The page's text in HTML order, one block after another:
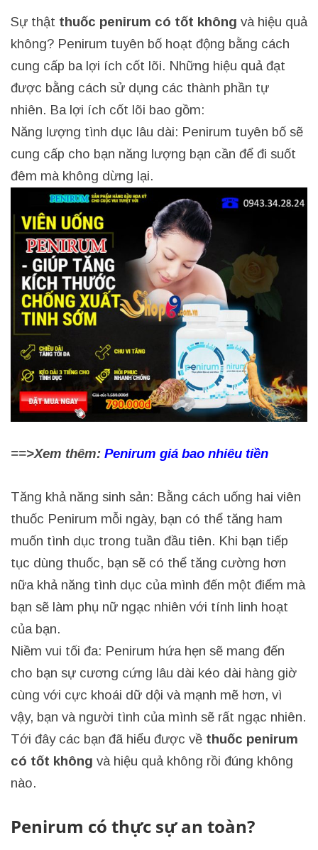
Sự thật thuốc penirum có tốt không và hiệu quả
không? Penirum tuyên bố hoạt động bằng cách
cung cấp ba lợi ích cốt lõi. Những hiệu quả đạt
được bằng cách sử dụng các thành phần tự
nhiên. Ba lợi ích cốt lõi bao gồm:
Năng lượng tình dục lâu dài: Penirum tuyên bố sẽ
cung cấp cho bạn năng lượng bạn cần để đi suốt
đêm mà không dừng lại.
==>Xem thêm: Penirum giá bao nhiêu tiền
Tăng khả năng sinh sản: Bằng cách uống hai viên
thuốc Penirum mỗi ngày, bạn có thể tăng ham
muốn tình dục trong tuần đầu tiên. Khi bạn tiếp
tục dùng thuốc, bạn sẽ có thể tăng cường hơn
nữa khả năng tình dục của mình đến một điểm mà
bạn sẽ làm phụ nữ ngạc nhiên với tính linh hoạt
của bạn.
Niềm vui tối đa: Penirum hứa hẹn sẽ mang đến
cho bạn sự cương cứng lâu dài kéo dài hàng giờ
cùng với cực khoái dữ dội và mạnh mẽ hơn, vì
vậy, bạn và người tình của mình sẽ rất ngạc nhiên.
Tới đây các bạn đã hiểu được về thuốc penirum
có tốt không và hiệu quả không rồi đúng không
nào.
Penirum có thực sự an toàn?